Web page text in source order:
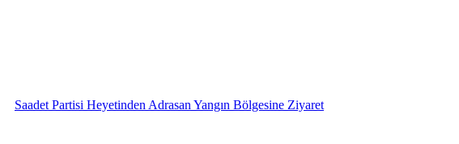
Saadet Partisi Heyetinden Adrasan Yangın Bölgesine Ziyaret